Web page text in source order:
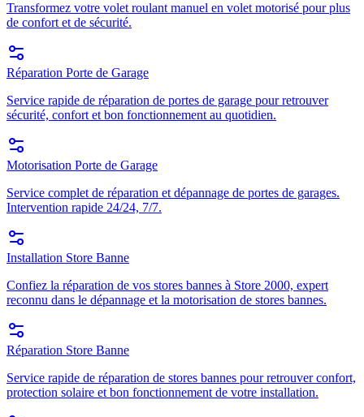
Transformez votre volet roulant manuel en volet motorisé pour plus
de confort et de sécurité.
Réparation Porte de Garage
Service rapide de réparation de portes de garage pour retrouver
sécurité, confort et bon fonctionnement au quotidien.
Motorisation Porte de Garage
Service complet de réparation et dépannage de portes de garages.
Intervention rapide 24/24, 7/7.
Installation Store Banne
Confiez la réparation de vos stores bannes à Store 2000, expert
reconnu dans le dépannage et la motorisation de stores bannes.
Réparation Store Banne
Service rapide de réparation de stores bannes pour retrouver confort,
protection solaire et bon fonctionnement de votre installation.